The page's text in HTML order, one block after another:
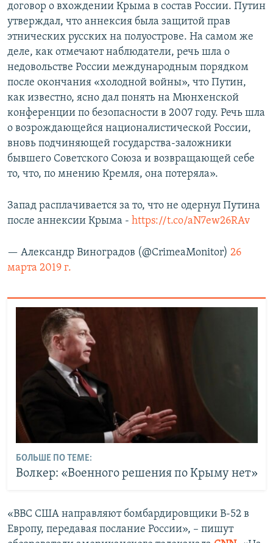
договор о вхождении Крыма в состав России. Путин
утверждал, что аннексия была защитой прав
этнических русских на полуострове. На самом же
деле, как отмечают наблюдатели, речь шла о
недовольстве России международным порядком
после окончания «холодной войны», что Путин,
как известно, ясно дал понять на Мюнхенской
конференции по безопасности в 2007 году. Речь шла
о возрождающейся националистической России,
вновь подчиняющей государства-заложники
бывшего Советского Союза и возвращающей себе
то, что, по мнению Кремля, она потеряла».
Запад расплачивается за то, что не одернул Путина
после аннексии Крыма - https://t.co/aN7ew26RAv
— Александр Виноградов (@CrimeaMonitor) 26
марта 2019 г.
БОЛЬШЕ ПО ТЕМЕ:
Волкер: «Военного решения по Крыму нет»
«ВВС США направляют бомбардировщики B-52 в
Европу, передавая послание России», – пишут